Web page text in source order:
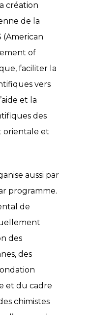
création
de la
(American
of
faciliter la
vers
et la
des
orientale et
aussi par
programme.
de
des
des
et du cadre
chimistes